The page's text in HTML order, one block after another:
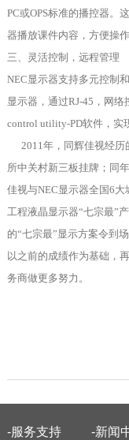
PC或OPS标准的播控器。
器播放课件内容，方便操作
三、灵活控制，远程管理
NEC显示器支持多元控制
显示器，通过RJ-45，网络
control utility-PD软件，实
2011年，同辉佳视经历
所中关村新三板挂牌；同
佳视与NEC显示器全国6大
工程液晶显示器“七宗最”
的“七宗最”显示方案令到
以之前的成绩作为基础，
务商做更多努力。
-服务支持 -新闻